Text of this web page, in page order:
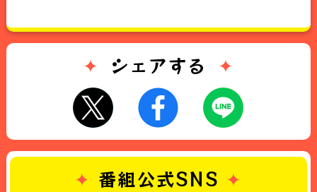
シェアする
番組公式SNS